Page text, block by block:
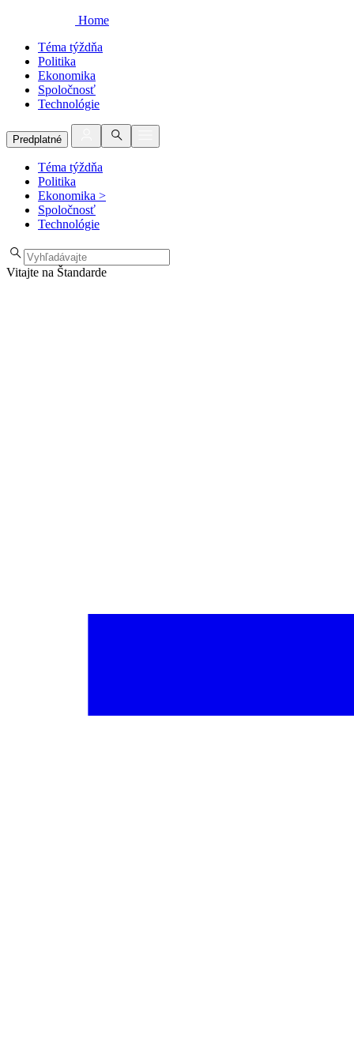
Home
Téma týždňa
Politika
Ekonomika
Spoločnosť
Technológie
Predplatné
Téma týždňa
Politika
Ekonomika >
Spoločnosť
Technológie
Vitajte na Štandarde